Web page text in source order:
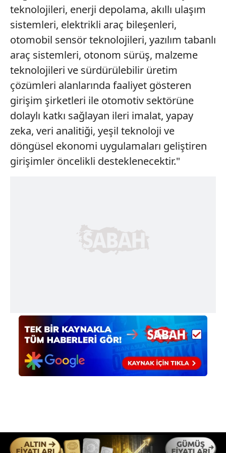
toplumu hizmetlerinin sunulması amacıyla
kullanılmaktadır. Diğer çerezler, sitemizin daha işlevsel
kılınması ve kişiselleştirilmesi ve sizlere yönelik
reklam/pazarlama faaliyetlerinin yapılması, amaçlarıyla
sınırlı olarak açık rızanız dahilinde kullanılacaktır.
Çerezlere ilişkin tercihlerinizi aşağıda yer alan panel
vasıtasıyla belirleyebilirsiniz. Çerezlere ilişkin detaylı bilgi
için Ayarlar butonuna tıklayabilir,Çerez Bilgilendirme
Metnimiziziyaret edebilirsiniz.
6698 sayılı Kişisel Verilerin Korunması Kanunu uyarınca
hazırlanmış Aydınlatma Metnimizi okumak ve sitemizde
ilgili mevzuata uygun olarak kullanılan çerezlerle ilgili bilgi
teknolojileri, enerji depolama, akıllı ulaşım
sistemleri, elektrikli araç bileşenleri,
otomobil sensör teknolojileri, yazılım tabanlı
araç sistemleri, otonom sürüş, malzeme
teknolojileri ve sürdürülebilir üretim
çözümleri alanlarında faaliyet gösteren
girişim şirketleri ile otomotiv sektörüne
dolaylı katkı sağlayan ileri imalat, yapay
zeka, veri analitiği, yeşil teknoloji ve
döngüsel ekonomi uygulamaları geliştiren
girişimler öncelikli desteklenecektir."